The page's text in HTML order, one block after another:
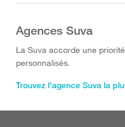
Agences Suva
La Suva accorde une
personnalisés.
Trouvez l'agence Suva la